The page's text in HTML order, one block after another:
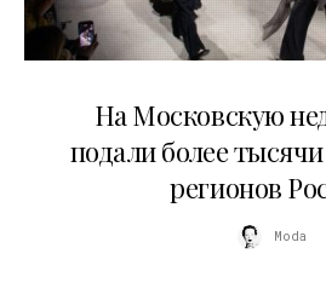
На Московскую
подали более тысячи
регионов
Moda